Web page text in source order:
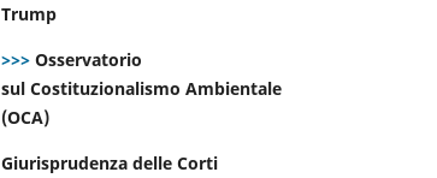
Trump
>>> Osservatorio
sul Costituzionalismo Ambientale
(OCA)
Giurisprudenza delle Corti